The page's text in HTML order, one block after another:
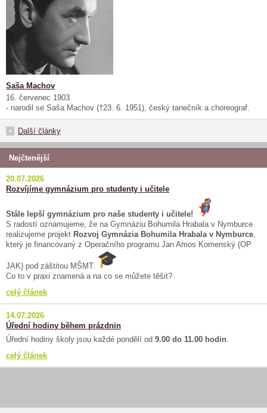
Saša Machov
16. červenec 1903
- narodil se Saša Machov (†23. 6. 1951), český tanečník a choreograf.
Další články
Nejčtenější
20.07.2026
Rozvíjíme gymnázium pro studenty i učitele
Stále lepší gymnázium pro naše studenty i učitele!
S radostí oznamujeme, že na Gymnáziu Bohumila Hrabala v Nymburce
realizujeme projekt Rozvoj Gymnázia Bohumila Hrabala v Nymburce,
který je financovaný z Operačního programu Jan Amos Komenský (OP
JAK) pod záštitou MŠMT.
Co to v praxi znamená a na co se můžete těšit?
celý článek
14.07.2026
Úřední hodiny během prázdnin
Úřední hodiny školy jsou každé pondělí od 9.00 do 11.00 hodin.
celý článek